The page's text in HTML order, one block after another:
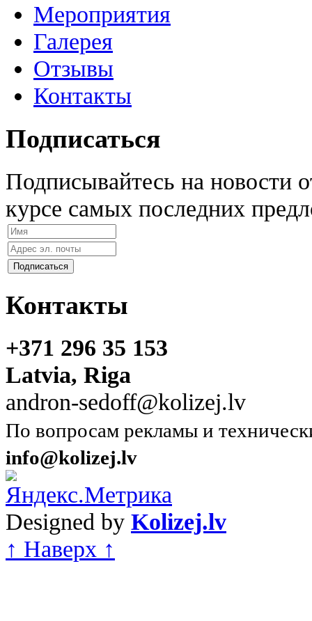
Мероприятия
Галерея
Отзывы
Контакты
Подписаться
Подписывайтесь на новости
курсе самых последних
Контакты
+371 296 35 153
Latvia, Riga
andron-sedoff@kolizej.lv
По вопросам рекламы и
info@kolizej.lv
Designed by Kolizej.lv
↑ Наверх ↑